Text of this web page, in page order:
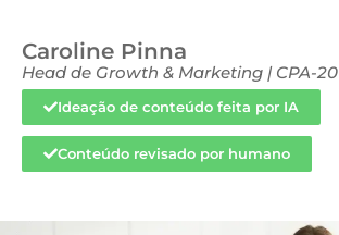
Caroline Pinna
Head de Growth & Marketing | CPA-20
Ideação de conteúdo feita por IA
Conteúdo revisado por humano